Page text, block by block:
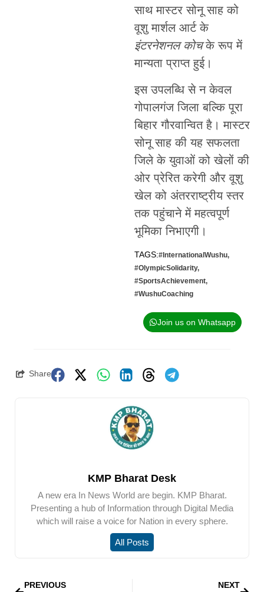
साथ मास्टर सोनू साह को
वूशु मार्शल आर्ट के
इंटरनेशनल कोचके रूप में
मान्यता प्राप्त हुई।
इस उपलब्धि से न केवल
गोपालगंज जिला बल्कि पूरा
बिहार गौरवान्वित है। मास्टर
सोनू साह की यह सफलता
जिले के युवाओं को खेलों की
ओर प्रेरित करेगी और वूशु
खेल को अंतरराष्ट्रीय स्तर
तक पहुंचाने में महत्वपूर्ण
भूमिका निभाएगी।
TAGS:#InternationalWushu,
#OlympicSolidarity,
#SportsAchievement,
#WushuCoaching
Join us on Whatsapp
Share
KMP Bharat Desk
A new era In News World are begin. KMP Bharat.
Presenting a hub of Information through Digital Media
which will raise a voice for Nation in every sphere.
All Posts
PREVIOUS NEXT